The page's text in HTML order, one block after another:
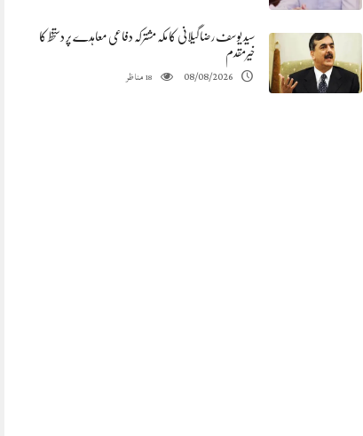
سید یوسف رضا گیلانی کا مکہ مشترکہ دفاعی معاہدے پر دستخط کا
خیرمقدم
08/08/2026
18مناظر